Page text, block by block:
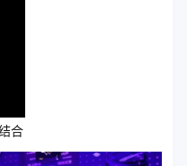
合